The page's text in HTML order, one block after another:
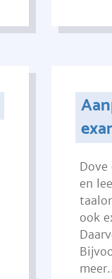
Dove
en
ook